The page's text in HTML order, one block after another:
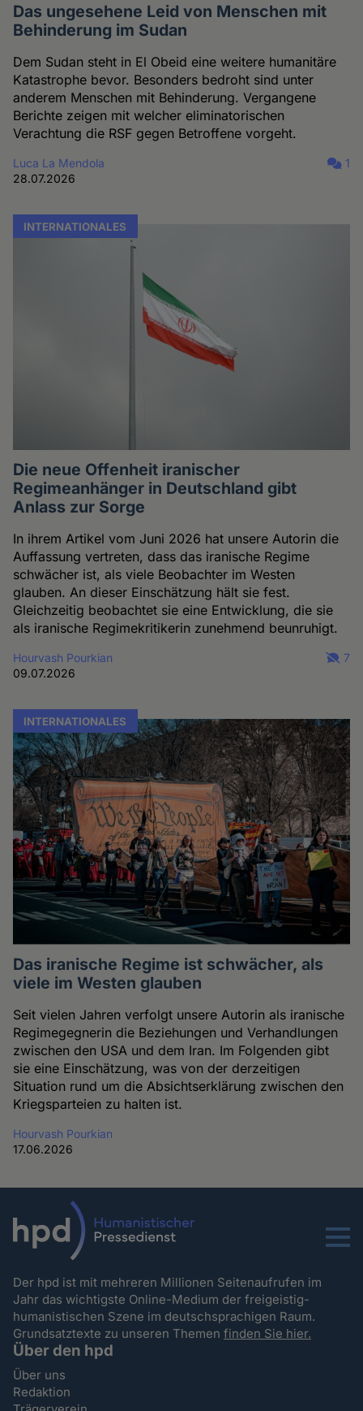
Das ungesehene Leid von Menschen mit
Behinderung im Sudan
Dem Sudan steht in El Obeid eine weitere humanitäre
Katastrophe bevor. Besonders bedroht sind unter
anderem Menschen mit Behinderung. Vergangene
Berichte zeigen mit welcher eliminatorischen
Verachtung die RSF gegen Betroffene vorgeht.
Luca La Mendola
28.07.2026
1
INTERNATIONALES
Die neue Offenheit iranischer
Regimeanhänger in Deutschland gibt
Anlass zur Sorge
In ihrem Artikel vom Juni 2026 hat unsere Autorin die
Auffassung vertreten, dass das iranische Regime
schwächer ist, als viele Beobachter im Westen
glauben. An dieser Einschätzung hält sie fest.
Gleichzeitig beobachtet sie eine Entwicklung, die sie
als iranische Regimekritikerin zunehmend beunruhigt.
Hourvash Pourkian
09.07.2026
7
INTERNATIONALES
Das iranische Regime ist schwächer, als
viele im Westen glauben
Seit vielen Jahren verfolgt unsere Autorin als iranische
Regimegegnerin die Beziehungen und Verhandlungen
zwischen den USA und dem Iran. Im Folgenden gibt
sie eine Einschätzung, was von der derzeitigen
Situation rund um die Absichtserklärung zwischen den
Kriegsparteien zu halten ist.
Hourvash Pourkian
17.06.2026
Menu
Der hpd ist mit mehreren Millionen Seitenaufrufen im
Jahr das wichtigste Online-Medium der freigeistig-
humanistischen Szene im deutschsprachigen Raum.
Grundsatztexte zu unseren Themenfinden Sie hier.
Über den hpd
Über uns
Redaktion